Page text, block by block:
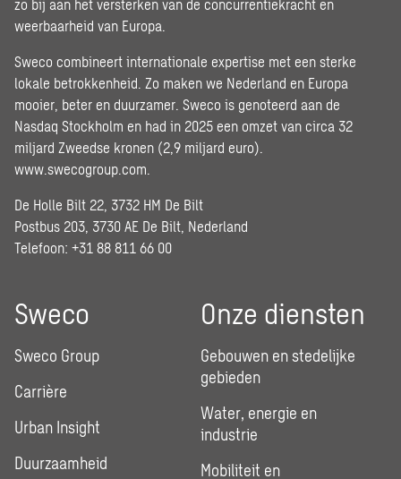
zo bij aan het versterken van de concurrentiekracht en
weerbaarheid van Europa.
Sweco combineert internationale expertise met een sterke
lokale betrokkenheid. Zo maken we Nederland en Europa
mooier, beter en duurzamer. Sweco is genoteerd aan de
Nasdaq Stockholm en had in 2025 een omzet van circa 32
miljard Zweedse kronen (2,9 miljard euro).
www.swecogroup.com
De Holle Bilt 22, 3732 HM De Bilt
Postbus 203, 3730 AE De Bilt, Nederland
Telefoon: +31 88 811 66 00
Sweco
Sweco Group
Carrière
Urban Insight
Duurzaamheid
Onze diensten
Gebouwen en stedelijke
gebieden
Water, energie en
industrie
Mobiliteit en